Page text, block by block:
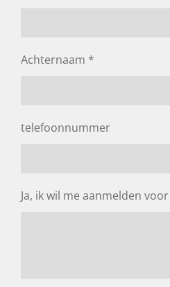
Achternaam *
telefoonnummer
Ja, ik wil me aanmelden